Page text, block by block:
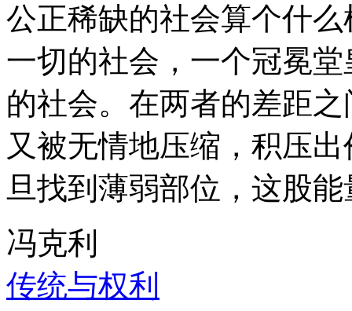
公正稀缺的社会算个什
一切的社会，一个冠冕
的社会。在两者的差距
又被无情地压缩，积压
旦找到薄弱部位，这股
冯克利
传统与权利